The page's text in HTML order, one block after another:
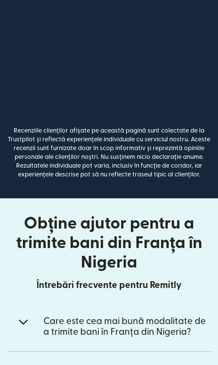
Recenziile clienților afișate pe această pagină sunt colectate de la
Trustpilot și reflectă experiențele individuale cu serviciul nostru. Aceste
recenzii sunt furnizate doar în scop informativ și reprezintă opiniile
personale ale clienților noștri. Nu susținem nicio declarație anume.
Rezultatele individuale pot varia, inclusiv în funcție de coridor, iar
experiențele descrise pot să nu reflecte traseul tipic al clienților.
Obține ajutor pentru a
trimite bani din Franța în
Nigeria
Întrebări frecvente pentru Remitly
Care este cea mai bună modalitate de
a trimite bani în Franța din Nigeria?